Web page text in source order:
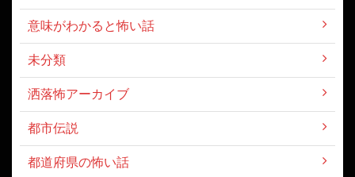
意味がわかると怖い話
未分類
洒落怖アーカイブ
都市伝説
都道府県の怖い話